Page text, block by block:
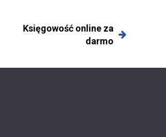
Księgowość online za
darmo